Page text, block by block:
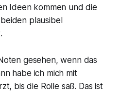
Ideen kommen und die
plausibel
gesehen, wenn das
habe ich mich mit
bis die Rolle saß. Das ist